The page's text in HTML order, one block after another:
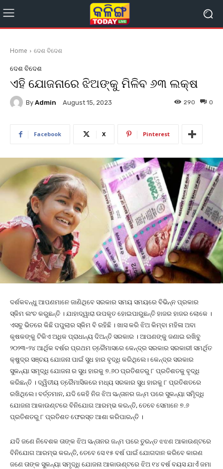
Home ଦେଶ ବିଦେଶ
ଦେଶ ବିଦେଶ
ଏହି ଯୋଜନାରେ ଝିଅଙ୍କୁ ମିଳିବ ୬୩ ଲକ୍ଷ
By Admin August 15, 2023 0
290
Facebook X Pinterest
ଦର୍ଶକବନ୍ଧୁ ଆପଣମାନେ ଜାଣିଥିବେ ସରକାର ସମୟ ସମୟରେ ବିଭିନ୍ନ ପ୍ରକାର
ସ୍କିମ ଲଂଚ କରୁଛନ୍ତି । ଯାହାଦ୍ୱାରା ଉପକୃତ ହୋଇପାରୁଛନ୍ତି ହାଜର ହାଜର ଲୋକେ ।
ଏସବୁ ଭିତରେ କିଛି ପପୁଲାର ସ୍କିମ ବି ରହିଛି । ଖାସ କରି ଝିଅ କିମ୍ବା ମହିଳା ଅବା
କୃଷକଙ୍କୁ ଟିକିଏ ଅଧିକ ପ୍ରାଧାନ୍ୟ ଦିଅନ୍ତି ସରକାର । ଆପଣଙ୍କୁ ଜଣାଇ ରଖିବୁ
୨୦୨୩-୨୪ ଆର୍ଥିକ ବର୍ଷର ପ୍ରଥମ ତ୍ରୈମାସରେ କେନ୍ଦ୍ର ସରକାର ସରକାରୀ ସମର୍ଥିତ
କ୍ଷୁଦ୍ର ସଞ୍ଚୟ ଯୋଜନା ପାଇଁ ସୁଧ ହାର ବୃଦ୍ଧି କରିଥିଲେ। କେନ୍ଦ୍ର ସରକାର
ସୁକନ୍ୟା ସମୃଦ୍ଧି ଯୋଜନା ର ସୁଧ ହାରକୁ ୭.୬୦ ପ୍ରତିଶତରୁ ୮ ପ୍ରତିଶତକୁ ବୃଦ୍ଧି
କରିଛନ୍ତି । ଦ୍ୱିତୀୟ ତ୍ରୈମାସିକରେ ମଧ୍ୟ ସରକାର ସୁଧ ହାରକୁ ୮ ପ୍ରତିଶତରେ
ରଖିଥିଲେ। ବର୍ତ୍ତମାନ, ଯଦି କେହି ନିଜ ଝିଅ ସନ୍ତାନର ଜନ୍ମ ପରେ ସୁକନ୍ୟା ସମିୃଦ୍ଧି
ଯୋଜନା ଆକାଉଣ୍ଟରେ ବିନିଯୋଗ ଆରମ୍ଭ କରନ୍ତି, ତେବେ ସେମାନେ ୭.୬
ପ୍ରତିଶତରୁ ୮ ପ୍ରତିଶତ ଫେରସ୍ତ ଆଶା କରିପାରନ୍ତି ।
ଯଦି ଜଣେ ନିବେଶକ ତାଙ୍କ ଝିଅ ସନ୍ତାନର ଜନ୍ମ ପରେ ତୁରନ୍ତ ଝଝଣ ଆକାଉଣ୍ଟରେ
ବିନିଯୋଗ ଆରମ୍ଭ କରନ୍ତି, ତେବେ ସେ ୧୫ ବର୍ଷ ପାଇଁ ଯୋଗଦାନ କରିବେ କାରଣ
ଜଣେ ତାଙ୍କ ସୁକନ୍ୟା ସମୃଦ୍ଧି ଯୋଜନା ଆକାଉଣ୍ଟରେ ଝିଅ ୧୪ ବର୍ଷ ବୟସ ଯାଏଁ ଜମା